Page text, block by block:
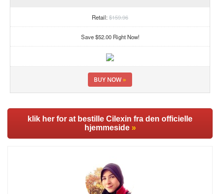
Retail:$159.96
Save $52.00 Right Now!
BUY NOW»
klik her for at bestille Cilexin fra den officielle
hjemmeside »